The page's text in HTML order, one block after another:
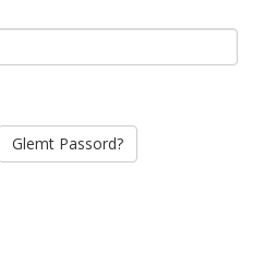
Glemt Passord?